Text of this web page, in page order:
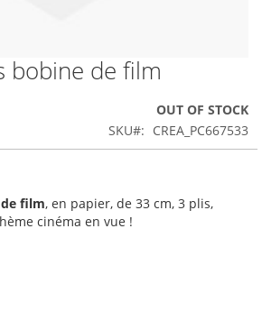
bobine de film
OUT OF STOCK
SKU
CREA_PC667533
film, en papier, de 33 cm, 3 plis,
cinéma en vue !